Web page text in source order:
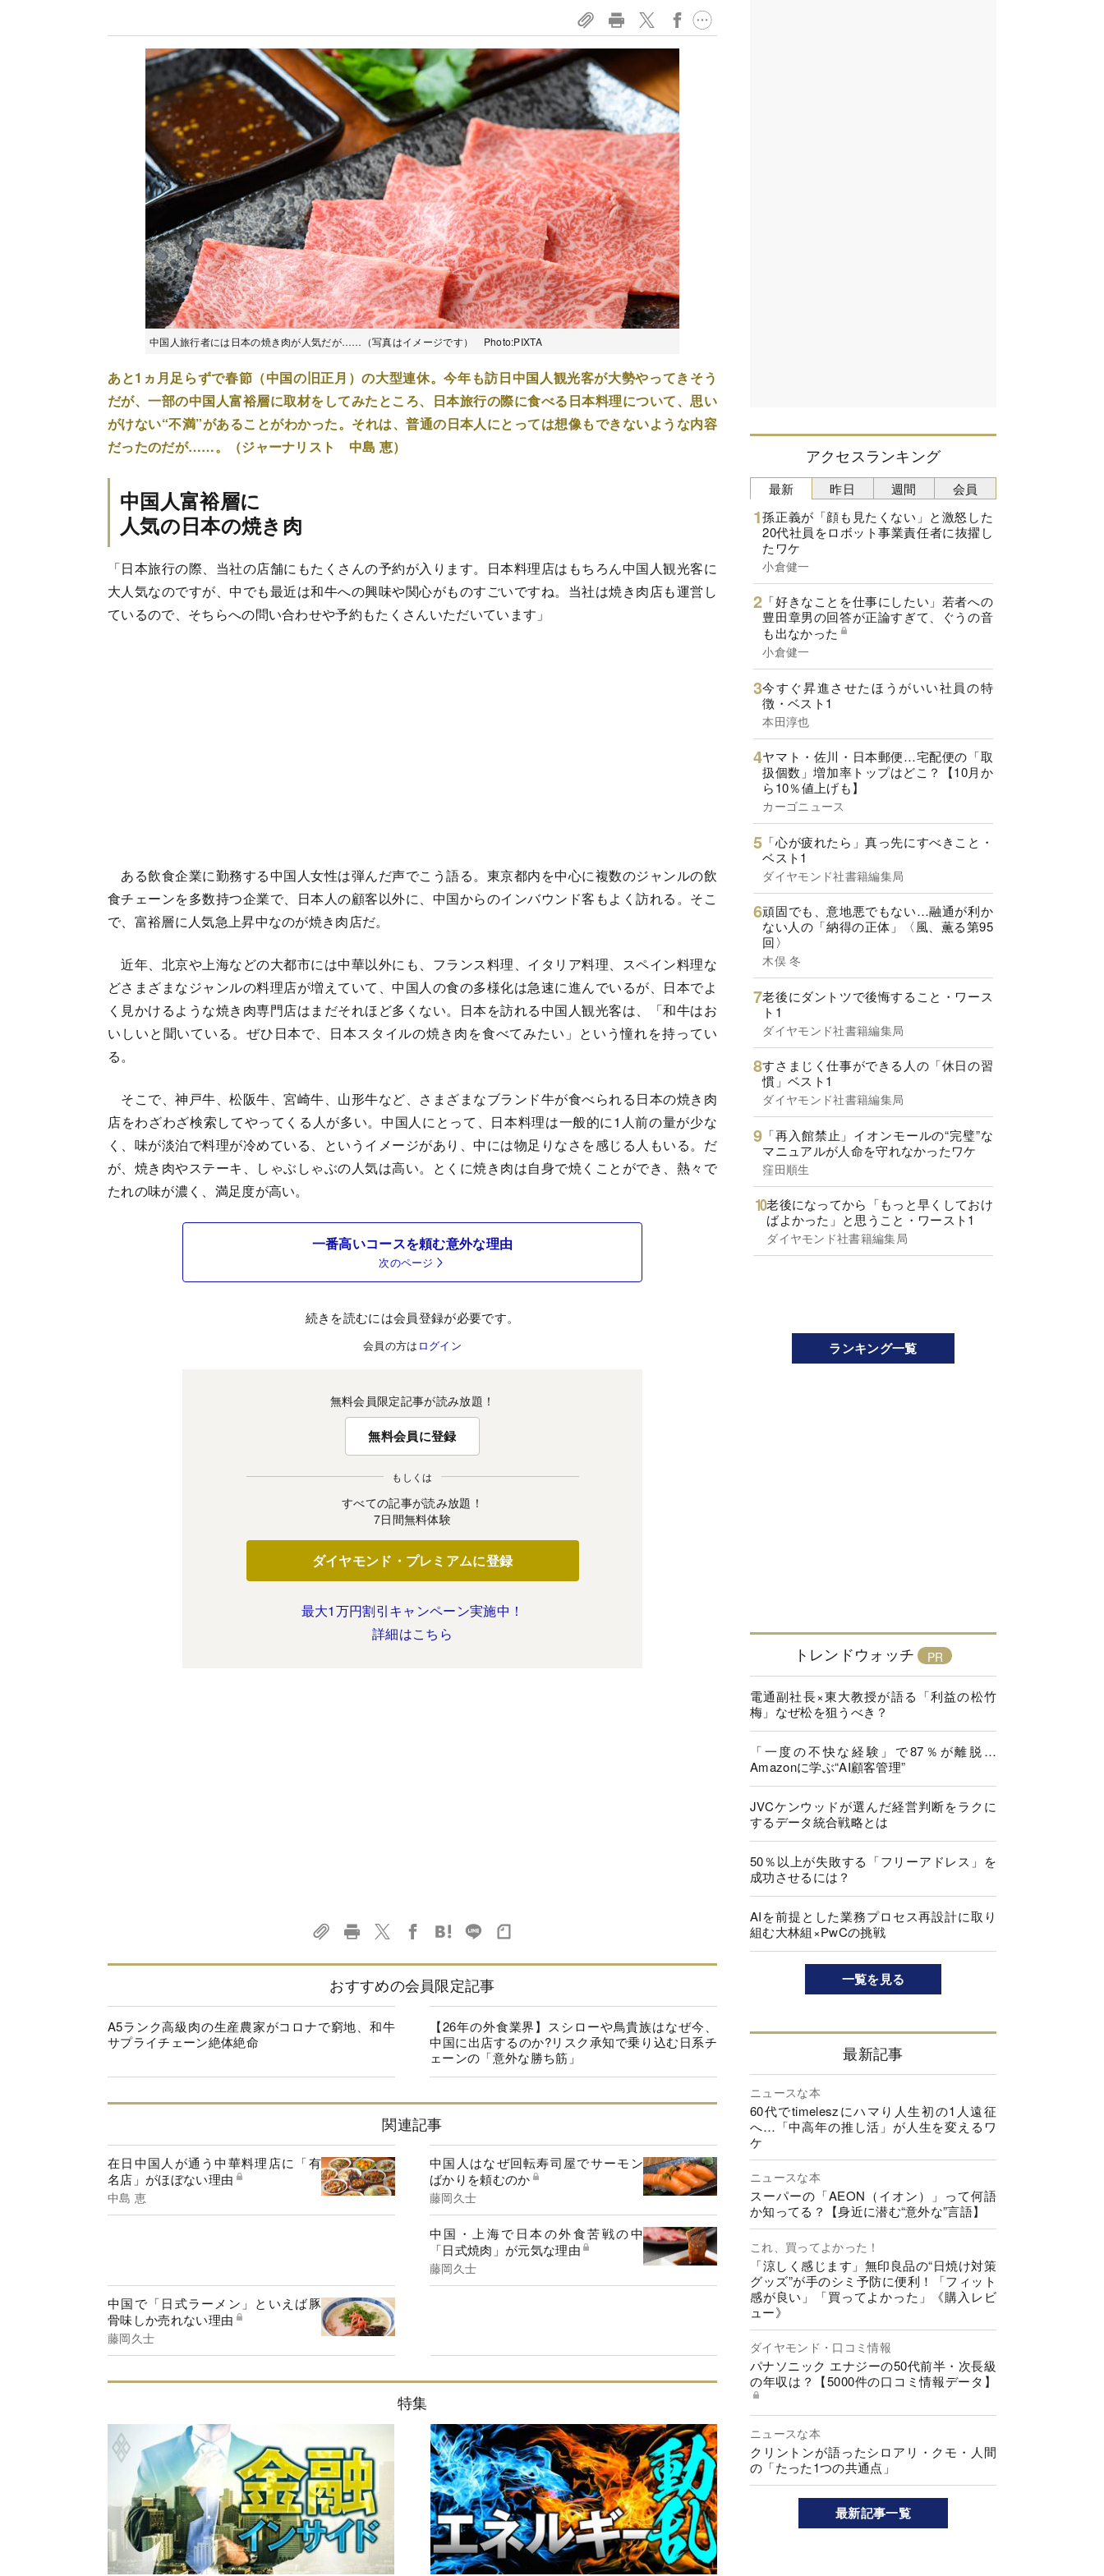
中国人旅行者には日本の焼き肉が人気だが……（写真はイメージです） Photo:PIXTA
あと1ヵ月足らずで春節（中国の旧正月）の大型連休。今年も訪日中国人観光客が大勢やってきそう
だが、一部の中国人富裕層に取材をしてみたところ、日本旅行の際に食べる日本料理について、思い
がけない“不満”があることがわかった。それは、普通の日本人にとっては想像もできないような内容
だったのだが……。（ジャーナリスト 中島 恵）
中国人富裕層に
人気の日本の焼き肉
「日本旅行の際、当社の店舗にもたくさんの予約が入ります。日本料理店はもちろん中国人観光客に
大人気なのですが、中でも最近は和牛への興味や関心がものすごいですね。当社は焼き肉店も運営し
ているので、そちらへの問い合わせや予約もたくさんいただいています」
ある飲食企業に勤務する中国人女性は弾んだ声でこう語る。東京都内を中心に複数のジャンルの飲
食チェーンを多数持つ企業で、日本人の顧客以外に、中国からのインバウンド客もよく訪れる。そこ
で、富裕層に人気急上昇中なのが焼き肉店だ。
近年、北京や上海などの大都市には中華以外にも、フランス料理、イタリア料理、スペイン料理な
どさまざまなジャンルの料理店が増えていて、中国人の食の多様化は急速に進んでいるが、日本でよ
く見かけるような焼き肉専門店はまだそれほど多くない。日本を訪れる中国人観光客は、「和牛はお
いしいと聞いている。ぜひ日本で、日本スタイルの焼き肉を食べてみたい」という憧れを持ってい
る。
そこで、神戸牛、松阪牛、宮崎牛、山形牛など、さまざまなブランド牛が食べられる日本の焼き肉
店をわざわざ検索してやってくる人が多い。中国人にとって、日本料理は一般的に1人前の量が少な
く、味が淡泊で料理が冷めている、というイメージがあり、中には物足りなさを感じる人もいる。だ
が、焼き肉やステーキ、しゃぶしゃぶの人気は高い。とくに焼き肉は自身で焼くことができ、熱々で
たれの味が濃く、満足度が高い。
一番高いコースを頼む意外な理由
次のページ
続きを読むには会員登録が必要です。
会員の方は ログイン
無料会員限定記事が読み放題！
無料会員に登録
もしくは
すべての記事が読み放題！
7日間無料体験
ダイヤモンド・プレミアムに登録
最大1万円割引キャンペーン実施中！
詳細はこちら
おすすめの会員限定記事
A5ランク高級肉の生産農家がコロナで窮地、和牛
サプライチェーン絶体絶命
【26年の外食業界】スシローや鳥貴族はなぜ今、
中国に出店するのか?リスク承知で乗り込む日系チ
ェーンの「意外な勝ち筋」
関連記事
在日中国人が通う中華料理店に「有
名店」がほぼない理由
中島 恵
中国人はなぜ回転寿司屋でサーモン
ばかりを頼むのか
藤岡久士
中国・上海で日本の外食苦戦の中
「日式焼肉」が元気な理由
藤岡久士
中国で「日式ラーメン」といえば豚
骨味しか売れない理由
藤岡久士
特集
アクセスランキング
最新
孫正義が「顔も見たくない」と激怒した
20代社員をロボット事業責任者に抜擢し
たワケ
小倉健一
「好きなことを仕事にしたい」若者への
豊田章男の回答が正論すぎて、ぐうの音
も出なかった
小倉健一
今すぐ昇進させたほうがいい社員の特
徴・ベスト1
本田淳也
ヤマト・佐川・日本郵便…宅配便の「取
扱個数」増加率トップはどこ？【10月か
ら10％値上げも】
カーゴニュース
「心が疲れたら」真っ先にすべきこと・
ベスト1
ダイヤモンド社書籍編集局
頑固でも、意地悪でもない…融通が利か
ない人の「納得の正体」〈風、薫る第95
回〉
木俣 冬
老後にダントツで後悔すること・ワース
ト1
ダイヤモンド社書籍編集局
すさまじく仕事ができる人の「休日の習
慣」ベスト1
ダイヤモンド社書籍編集局
「再入館禁止」イオンモールの“完璧”な
マニュアルが人命を守れなかったワケ
窪田順生
老後になってから「もっと早くしておけ
ばよかった」と思うこと・ワースト1
ダイヤモンド社書籍編集局
昨日 週間 会員
ランキング一覧
トレンドウォッチ
電通副社長×東大教授が語る「利益の松竹
梅」なぜ松を狙うべき？
「一度の不快な経験」で87％が離脱…
Amazonに学ぶ“AI顧客管理”
JVCケンウッドが選んだ経営判断をラクに
するデータ統合戦略とは
50％以上が失敗する「フリーアドレス」を
成功させるには？
AIを前提とした業務プロセス再設計に取り
組む大林組×PwCの挑戦
一覧を見る
最新記事
ニュースな本
60代でtimeleszにハマり人生初の1人遠征
へ…「中高年の推し活」が人生を変えるワ
ケ
ニュースな本
スーパーの「AEON（イオン）」って何語
か知ってる？【身近に潜む“意外な”言語】
これ、買ってよかった！
「涼しく感じます」無印良品の“日焼け対策
グッズ”が手のシミ予防に便利！「フィット
感が良い」「買ってよかった」《購入レビ
ュー》
ダイヤモンド・口コミ情報
パナソニック エナジーの50代前半・次長級
の年収は？【5000件の口コミ情報データ】
ニュースな本
クリントンが語ったシロアリ・クモ・人間
の「たった1つの共通点」
最新記事一覧